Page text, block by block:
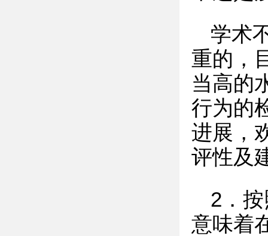
学术
重的，
当高的
行为的
进展，
评性及
2．
意味着